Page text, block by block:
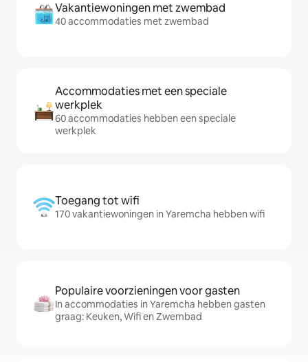
Vakantiewoningen met zwembad
40 accommodaties met zwembad
Accommodaties met een speciale
werkplek
60 accommodaties hebben een speciale
werkplek
Toegang tot wifi
170 vakantiewoningen in Yaremcha hebben wifi
Populaire voorzieningen voor gasten
In accommodaties in Yaremcha hebben gasten
graag: Keuken, Wifi en Zwembad